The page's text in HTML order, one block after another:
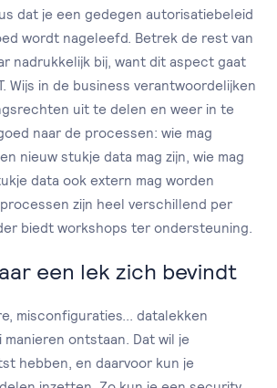
dat je een gedegen autorisatiebeleid
wordt nageleefd. Betrek de rest van
nadrukkelijk bij, want dit aspect gaat
Wijs in de business verantwoordelijken
uit te delen en weer in te
naar de processen: wie mag
nieuw stukje data mag zijn, wie mag
data ook extern mag worden
zijn heel verschillend per
biedt workshops ter ondersteuning.
een lek zich bevindt
misconfiguraties... datalekken
ontstaan. Dat wil je
hebben, en daarvoor kun je